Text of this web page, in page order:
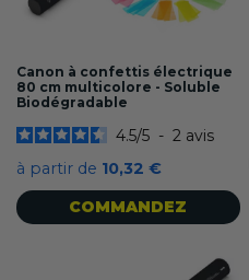
Canon à confettis électrique
80 cm multicolore - Soluble
Biodégradable
4.5/5 - 2 avis
à partir de 10,32 €
COMMANDEZ